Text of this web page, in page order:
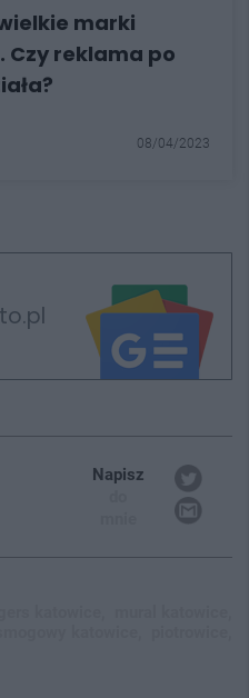
marki
Czy reklama po
08/04/2023
Napisz